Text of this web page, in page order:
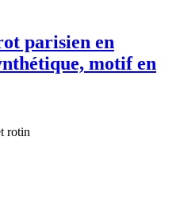
parisien en
motif en